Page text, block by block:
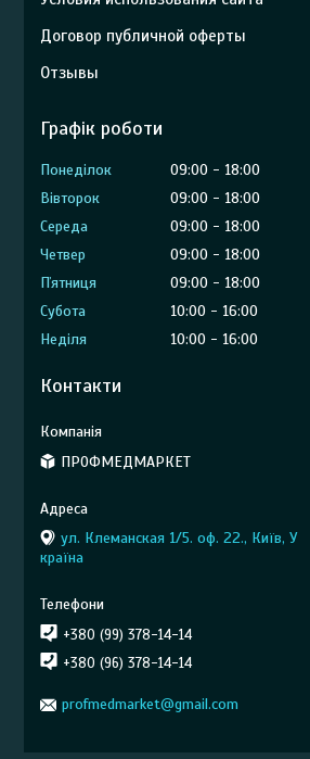
Договор публичной оферты
Отзывы
Графік роботи
Понеділок 09:00
18:00
Вівторок
09:00
18:00
Середа
09:00
18:00
Четвер
09:00
18:00
Пʼятниця
09:00
18:00
Субота
10:00
16:00
Неділя
10:00 16:00
Контакти
ПРОФМЕДМАРКЕТ
ул. Клеманская 1/5. оф. 22., Київ, У
країна
+380 (99) 378-14-14
+380 (96) 378-14-14
profmedmarket@gmail.com